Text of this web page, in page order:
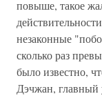
повыше, такое
незаконные
сколько раз
было известно,
Дэчжан,